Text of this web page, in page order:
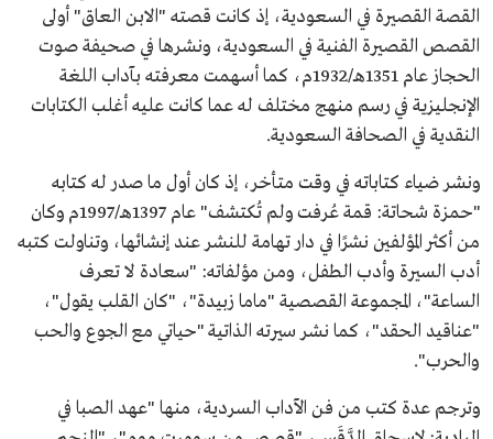
القصة القصيرة في السعودية، إذ كانت قصته "الابن العاق" أولى
القصص القصيرة الفنية في السعودية، ونشرها في صحيفة صوت
الحجاز عام 1351هـ/1932م، كما أسهمت معرفته بآداب اللغة
الإنجليزية في رسم منهج مختلف له عما كانت عليه أغلب الكتابات
النقدية في الصحافة السعودية.
ونشر ضياء كتاباته في وقت متأخر، إذ كان أول ما صدر له كتابه
"حمزة شحاتة: قمة عُرفت ولم تُكتشف" عام 1397هـ/1997م وكان
من أكثر المؤلفين نشرًا في دار تهامة للنشر عند إنشائها، وتناولت كتبه
أدب السيرة وأدب الطفل، ومن مؤلفاته: "سعادة لا تعرف
الساعة"، المجموعة القصصية "ماما زبيدة"، "كان القلب يقول"،
"عناقيد الحقد"، كما نشر سيرته الذاتية "حياتي مع الجوع والحب
والحرب".
وترجم عدة كتب من فن الآداب السردية، منها "عهد الصبا في